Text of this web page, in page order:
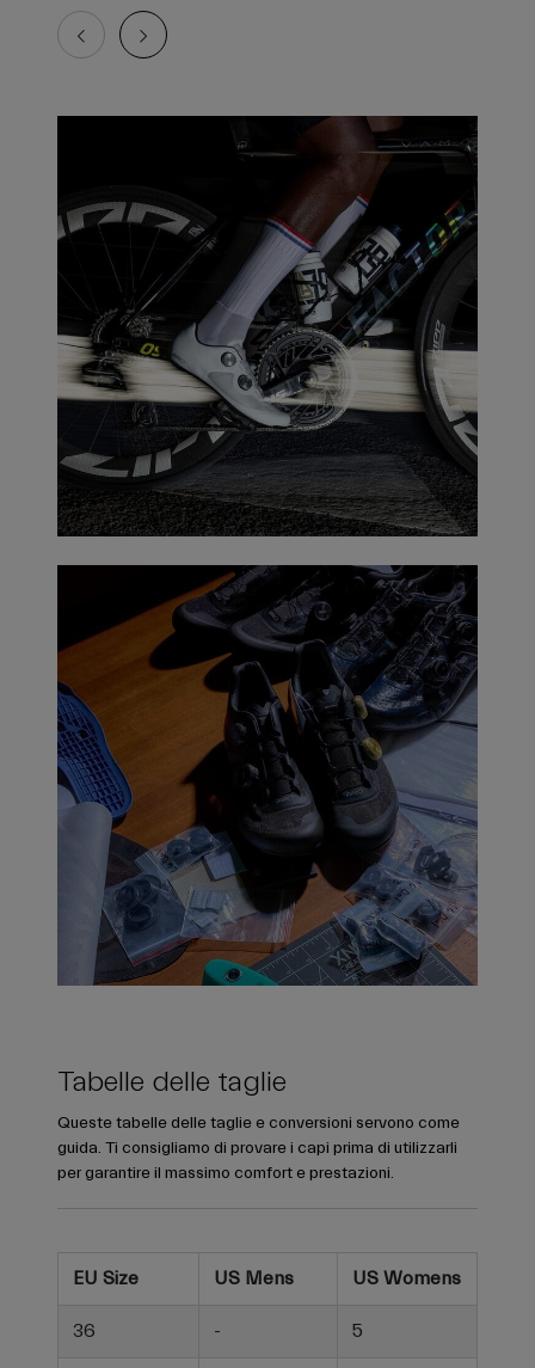
Tabelle delle taglie
Queste tabelle delle taglie e conversioni servono come
guida. Ti consigliamo di provare i capi prima di utilizzarli
per garantire il massimo comfort e prestazioni.
EU Size US Mens US Womens
36 - 5